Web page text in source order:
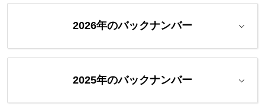
2026年のバックナンバー
2025年のバックナンバー